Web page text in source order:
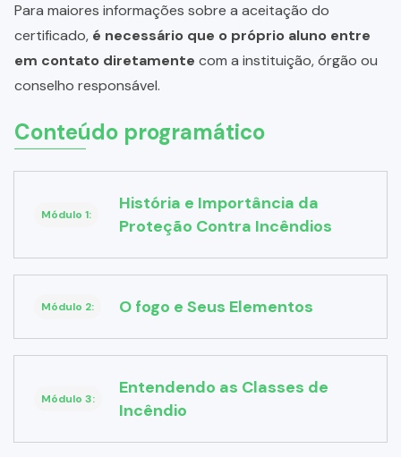
Para maiores informações sobre a aceitação do
certificado, é necessário que o próprio aluno entre
em contato diretamente com a instituição, órgão ou
conselho responsável.
Conteúdo programático
Módulo 1:
História e Importância da
Proteção Contra Incêndios
Módulo 2: O fogo e Seus Elementos
Módulo 3:
Entendendo as Classes de
Incêndio